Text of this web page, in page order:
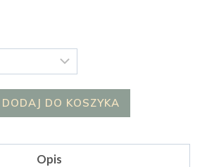
DODAJ DO KOSZYKA
Opis